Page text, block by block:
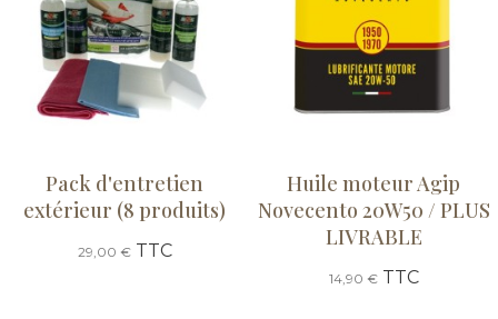
Pack d'entretien
extérieur (8 produits)
29,00 €TTC
Huile moteur Agip
Novecento 20W50 / PLUS
LIVRABLE
14,90 €TTC